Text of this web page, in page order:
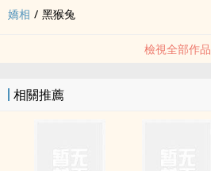
嬌相 / 黑猴兔
檢視全部作品
相關推薦